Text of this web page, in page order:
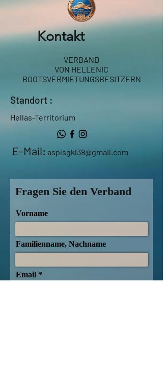
Kontakt
VERBAND
VON HELLENIC
BOOTSVERMIETUNGSBESITZERN
Standort :
Hellas-Territorium
E-Mail: aspisgkl38@gmail.com
Fragen Sie den Verband
Vorname
Familienname, Nachname
Email